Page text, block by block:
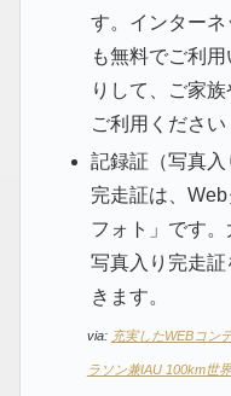
す。インター
も無料でご利
りして、ご家
ご利用ください
記録証（写真入
完走証は、
フォト」です
写真入り完走
きます。
via: 充実したWEBコン
ラソン兼IAU 100km世